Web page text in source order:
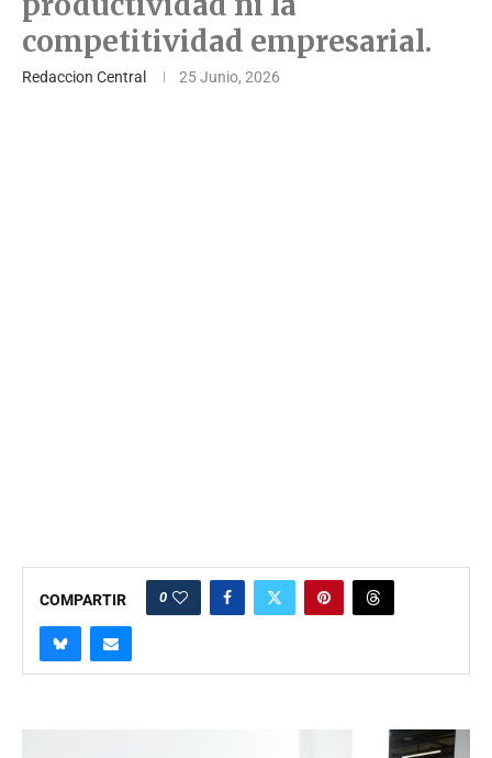
competitividad empresarial.
Redaccion Central 25 Junio, 2026
COMPARTIR 0